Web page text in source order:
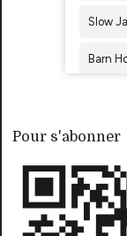
Pour s'abonner